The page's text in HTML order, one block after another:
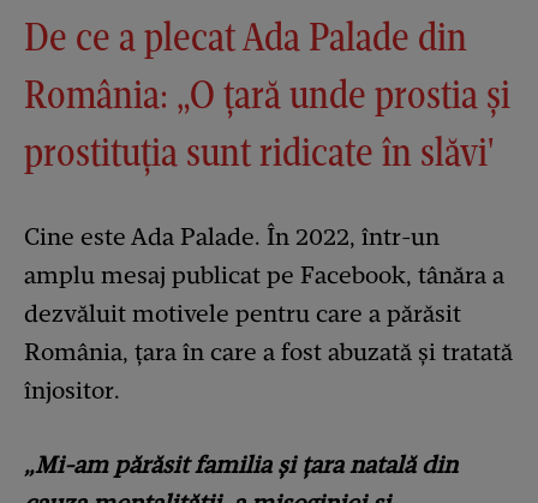
De ce a plecat Ada Palade din
România: „O țară unde prostia și
prostituția sunt ridicate în slăvi'
Cine este Ada Palade. În 2022, într-un
amplu mesaj publicat pe Facebook, tânăra a
dezvăluit motivele pentru care a părăsit
România, țara în care a fost abuzată și tratată
înjositor.
„Mi-am părăsit familia și țara natală din